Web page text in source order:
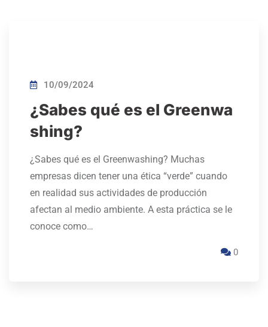
10/09/2024
¿Sabes qué es el Greenwa
shing?
¿Sabes qué es el Greenwashing? Muchas
empresas dicen tener una ética “verde” cuando
en realidad sus actividades de producción
afectan al medio ambiente. A esta práctica se le
conoce como…
0